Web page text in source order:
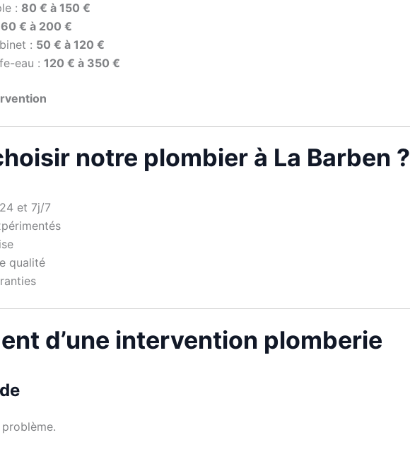
: 80 € à 150 €
60 € à 200 €
: 50 € à 120 €
eau : 120 € à 350 €
notre plombier à La Barben ?
et 7j/7
qualité
d’une intervention plomberie